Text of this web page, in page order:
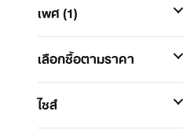
เพศ(1)
เลือกซื้อตามราคา
ไซส์